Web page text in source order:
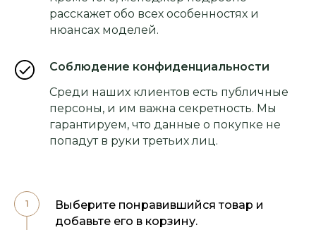
расскажет обо всех особенностях и
нюансах моделей.
Соблюдение конфиденциальности
Среди наших клиентов есть публичные
персоны, и им важна секретность. Мы
гарантируем, что данные о покупке не
попадут в руки третьих лиц.
Выберите понравившийся товар и
добавьте его в корзину.